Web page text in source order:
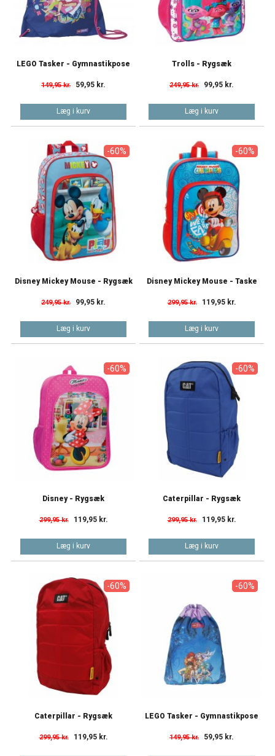
LEGO Tasker - Gymnastikpose
149,95 kr. 59,95 kr.
Læg i kurv
Trolls - Rygsæk
249,95 kr. 99,95 kr.
Læg i kurv
-60%
Disney Mickey Mouse - Rygsæk
249,95 kr. 99,95 kr.
Læg i kurv
-60%
Disney Mickey Mouse - Taske
299,95 kr. 119,95 kr.
Læg i kurv
-60%
Disney - Rygsæk
299,95 kr. 119,95 kr.
Læg i kurv
-60%
Caterpillar - Rygsæk
299,95 kr. 119,95 kr.
Læg i kurv
-60%
Caterpillar - Rygsæk
299,95 kr. 119,95 kr.
-60%
LEGO Tasker - Gymnastikpose
149,95 kr. 59,95 kr.